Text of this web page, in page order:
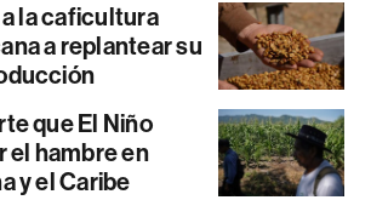
la caficultura
a replantear su
que El Niño
el hambre en
y el Caribe